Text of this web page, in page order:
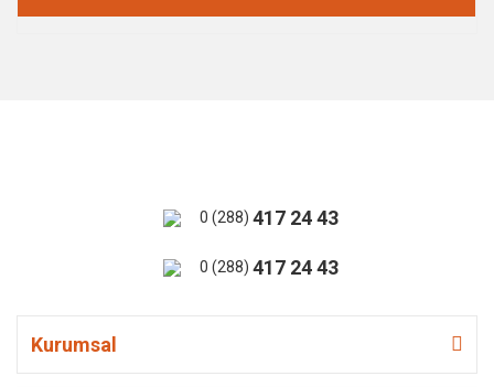
0 (288) 417 24 43
0 (288) 417 24 43
Kurumsal